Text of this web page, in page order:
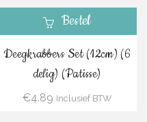
Bestel
Deegkrabbers Set (12cm) (6
delig) (Patisse)
€4.89 Inclusief BTW